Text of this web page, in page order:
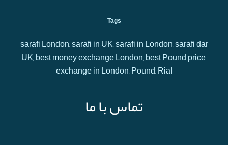
Tags
sarafi London, sarafi in UK, sarafi in London, sarafi dar
UK, best money exchange London, best Pound price,
exchange in London, Pound, Rial
تماس با ما